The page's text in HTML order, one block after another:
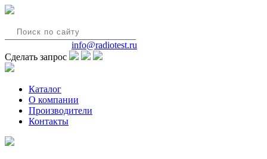
info@radiotest.ru
Сделать запрос
Каталог
О компании
Производители
Контакты